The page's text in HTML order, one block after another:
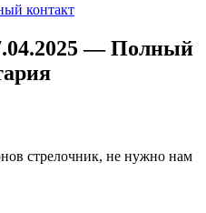
контакт
— Полный
стрелочник, не нужно нам